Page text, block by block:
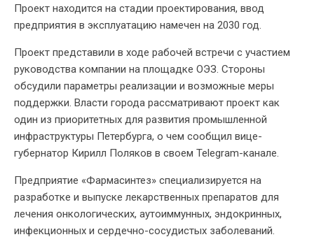
Проект находится на стадии проектирования, ввод
предприятия в эксплуатацию намечен на 2030 год.
Проект представили в ходе рабочей встречи с участием
руководства компании на площадке ОЭЗ. Стороны
обсудили параметры реализации и возможные меры
поддержки. Власти города рассматривают проект как
один из приоритетных для развития промышленной
инфраструктуры Петербурга, о чем сообщил вице-
губернатор Кирилл Поляков в своем Telegram-канале.
Предприятие «Фармасинтез» специализируется на
разработке и выпуске лекарственных препаратов для
лечения онкологических, аутоиммунных, эндокринных,
инфекционных и сердечно-сосудистых заболеваний.